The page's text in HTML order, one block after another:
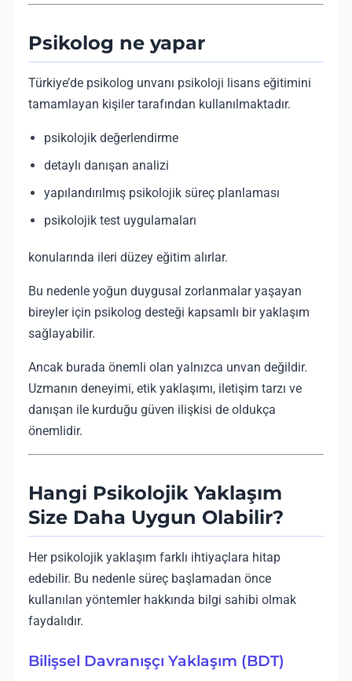
Psikolog ne yapar
Türkiye’de psikolog unvanı psikoloji lisans eğitimini
tamamlayan kişiler tarafından kullanılmaktadır.
psikolojik değerlendirme
detaylı danışan analizi
yapılandırılmış psikolojik süreç planlaması
psikolojik test uygulamaları
konularında ileri düzey eğitim alırlar.
Bu nedenle yoğun duygusal zorlanmalar yaşayan
bireyler için psikolog desteği kapsamlı bir yaklaşım
sağlayabilir.
Ancak burada önemli olan yalnızca unvan değildir.
Uzmanın deneyimi, etik yaklaşımı, iletişim tarzı ve
danışan ile kurduğu güven ilişkisi de oldukça
önemlidir.
Hangi Psikolojik Yaklaşım
Size Daha Uygun Olabilir?
Her psikolojik yaklaşım farklı ihtiyaçlara hitap
edebilir. Bu nedenle süreç başlamadan önce
kullanılan yöntemler hakkında bilgi sahibi olmak
faydalıdır.
Bilişsel Davranışçı Yaklaşım (BDT)